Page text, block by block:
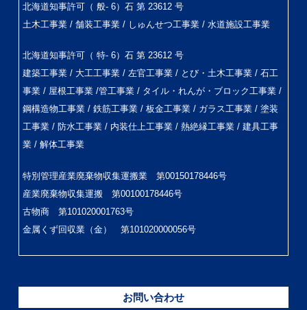
北海道知事許可（ 般- 6）石 第 23612 号
土木工事業 / 舗装工事業 / しゅんせつ工事業 / 水道施設工事業
北海道知事許可（ 特- 6）石 第 23612 号
建築工事業 / 大工工事業 / 左官工事業 / とび・土木工事業 / 石工
事業 / 屋根工事業 /管工事業 / タイル・れんが・ブロック工事業 /
鋼構造物工事業 / 鉄筋工事業 / 板金工事業 / ガラス工事業 / 塗装
工事業 / 防水工事業 / 内装仕上工事業 / 熱絶縁工事業 / 建具工事
業 / 解体工事業
特別管理産業廃棄物収集運搬業 第00150178446号
産業廃棄物収集運搬 第00100178446号
古物商 第101020001763号
金属くず回収業（金） 第101020000056号
お問い合わせ